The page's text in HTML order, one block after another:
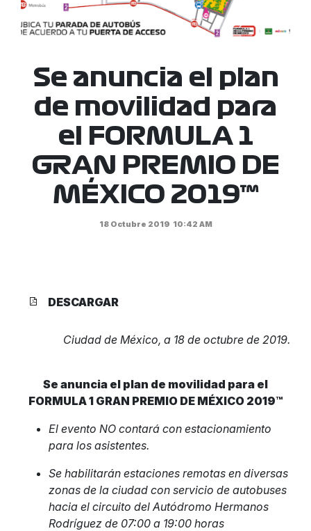
Se anuncia el plan
de movilidad para
el FORMULA 1
GRAN PREMIO DE
MÉXICO 2019™
18 Octubre 2019 10:42 AM
DESCARGAR
Ciudad de México, a 18 de octubre de 2019.
Se anuncia el plan de movilidad para el
FORMULA 1 GRAN PREMIO DE MÉXICO 2019™
El evento NO contará con estacionamiento
para los asistentes.
Se habilitarán estaciones remotas en diversas
zonas de la ciudad con servicio de autobuses
hacia el circuito del Autódromo Hermanos
Rodríguez de 07:00 a 19:00 horas